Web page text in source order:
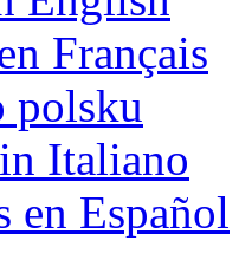
Français
polsku
Italiano
en Español